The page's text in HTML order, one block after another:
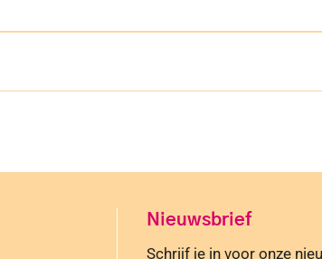
Nieuwsbrief
Schrijf je in voor onze